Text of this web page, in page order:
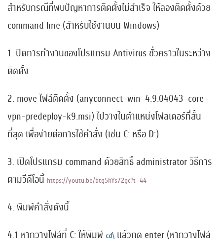
สำหรับกรณีที่พบปัญหาการติดตั้งไม่สำเร็จ ให้ลองติดตั้งด้วย
command line (สำหรับใช้งานบน Windows)
1. ปิดการทำงานของโปรแกรม Antivirus ชั่วคราวในระหว่าง
ติดตั้ง
2. move ไฟล์ติดตั้ง (anyconnect-win-4.9.04043-core-
vpn-predeploy-k9.msi) ไปวางในตำแหน่งโฟลเดอร์ที่สั้น
ที่สุด เพื่อง่ายต่อการใช้คำสั่ง (เช่น C: หรือ D:)
3. เปิดโปรแกรม command ด้วยสิทธิ์ administrator วิธีการ
ตามวีดีโอนี้ https://youtu.be/btg5hYs72gc?t=44
4. พิมพ์คำสั่งดังนี้
4.1 หากวางไฟล์ที่ C: ให้พิมพ์ cd\ แล้วกด enter (หากวางไฟล์